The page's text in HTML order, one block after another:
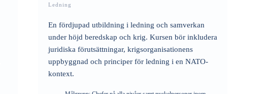
Ledning
En fördjupad utbildning i ledning och samverkan
under höjd beredskap och krig. Kursen bör inkludera
juridiska förutsättningar, krigsorganisationens
uppbyggnad och principer för ledning i en NATO-
kontext.